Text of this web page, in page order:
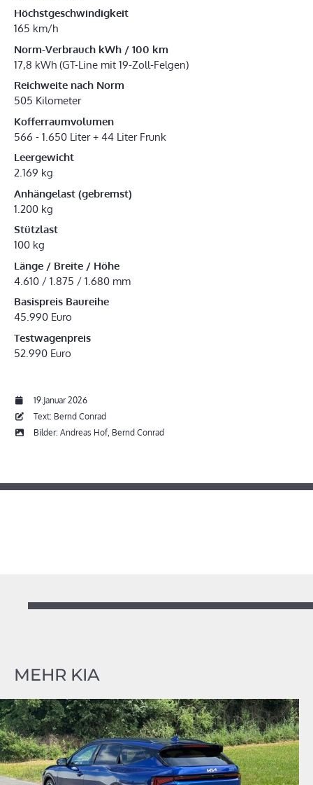
Höchstgeschwindigkeit
165 km/h
Norm-Verbrauch kWh / 100 km
17,8 kWh (GT-Line mit 19-Zoll-Felgen)
Reichweite nach Norm
505 Kilometer
Kofferraumvolumen
566 - 1.650 Liter + 44 Liter Frunk
Leergewicht
2.169 kg
Anhängelast (gebremst)
1.200 kg
Stützlast
100 kg
Länge / Breite / Höhe
4.610 / 1.875 / 1.680 mm
Basispreis Baureihe
45.990 Euro
Testwagenpreis
52.990 Euro
19.Januar 2026
Text: Bernd Conrad
Bilder: Andreas Hof, Bernd Conrad
MEHR KIA